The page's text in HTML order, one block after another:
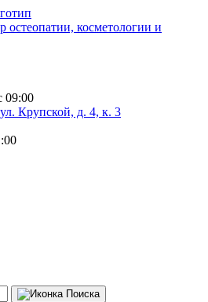
остеопатии, косметологии и
09:00
Крупской, д. 4, к. 3